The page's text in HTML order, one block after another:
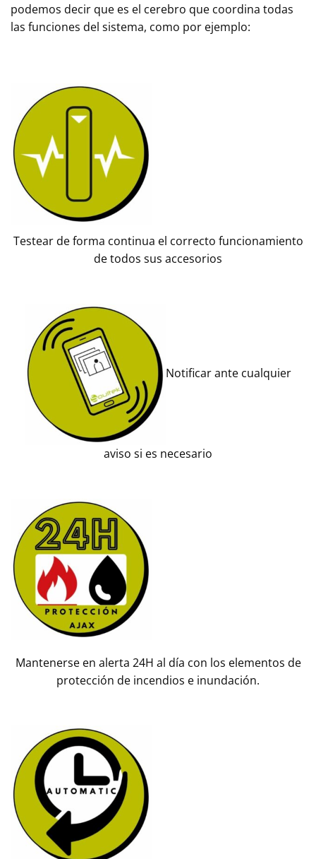
podemos decir que es el cerebro que coordina todas
las funciones del sistema, como por ejemplo:
Testear de forma continua el correcto funcionamiento
de todos sus accesorios
Notificar ante cualquier
aviso si es necesario
Mantenerse en alerta 24H al día con los elementos de
protección de incendios e inundación.